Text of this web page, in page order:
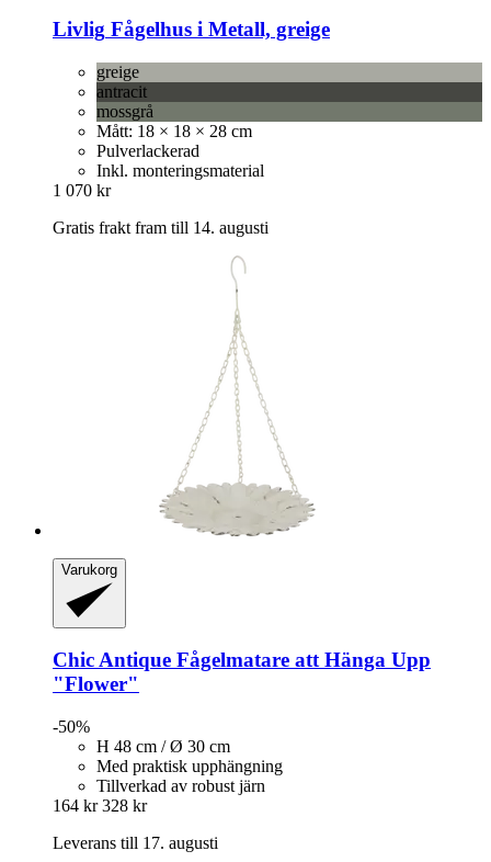
Livlig Fågelhus i Metall, greige
greige
antracit
mossgrå
Mått: 18 × 18 × 28 cm
Pulverlackerad
Inkl. monteringsmaterial
1 070 kr
Gratis frakt fram till 14. augusti
Varukorg
Chic Antique Fågelmatare att Hänga Upp
"Flower"
-50%
H 48 cm / Ø 30 cm
Med praktisk upphängning
Tillverkad av robust järn
164 kr 328 kr
Leverans till 17. augusti